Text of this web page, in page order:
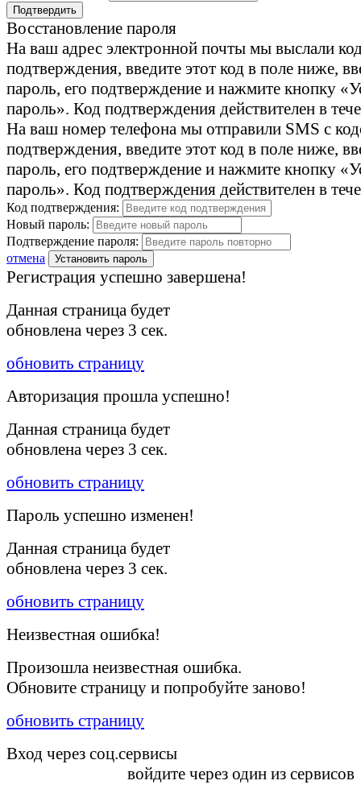
Подтвердить
Восстановление пароля
На ваш адрес электронной почты мы выслали
подтверждения, введите этот код в поле ниже,
пароль, его подтверждение и нажмите кнопку
пароль». Код подтверждения действителен в
На ваш номер телефона мы отправили SMS с
подтверждения, введите этот код в поле ниже,
пароль, его подтверждение и нажмите кнопку
пароль». Код подтверждения действителен в
Код подтверждения:
Новый пароль:
Подтверждение пароля:
отмена
Установить пароль
Регистрация успешно завершена!
Данная страница будет
обновлена через 3 сек.
обновить страницу
Авторизация прошла успешно!
Данная страница будет
обновлена через 3 сек.
обновить страницу
Пароль успешно изменен!
Данная страница будет
обновлена через 3 сек.
обновить страницу
Неизвестная ошибка!
Произошла неизвестная ошибка.
Обновите страницу и попробуйте заново!
обновить страницу
Вход через соц.сервисы
войдите через один из сервисов